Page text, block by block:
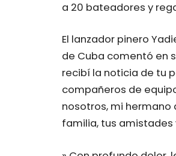
a 20 bateadores y
El lanzador pinero
de Cuba comentó en
recibí la noticia de tu
compañeros de
nosotros, mi hermano
familia, tus amistades